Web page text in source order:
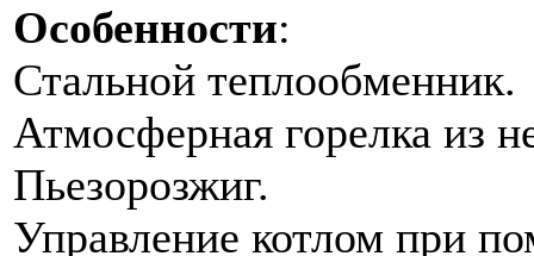
Особенности:
Стальной теплообменник.
Атмосферная горелка из
Пьезорозжиг.
Управление котлом при